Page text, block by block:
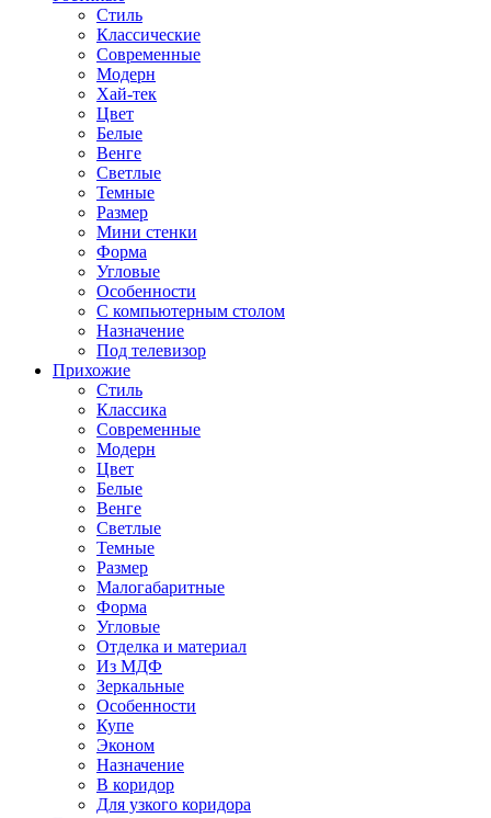
Стиль
Классические
Современные
Модерн
Хай-тек
Цвет
Белые
Венге
Светлые
Темные
Размер
Мини стенки
Форма
Угловые
Особенности
С компьютерным столом
Назначение
Под телевизор
Прихожие
Стиль
Классика
Современные
Модерн
Цвет
Белые
Венге
Светлые
Темные
Размер
Малогабаритные
Форма
Угловые
Отделка и материал
Из МДФ
Зеркальные
Особенности
Купе
Эконом
Назначение
В коридор
Для узкого коридора